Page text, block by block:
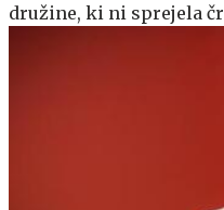
družine, ki ni sprejela